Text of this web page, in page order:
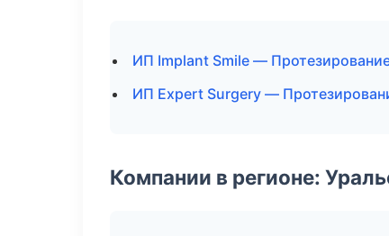
ИП Implant Smile —
ИП Expert Surgery —
Компании в регионе: